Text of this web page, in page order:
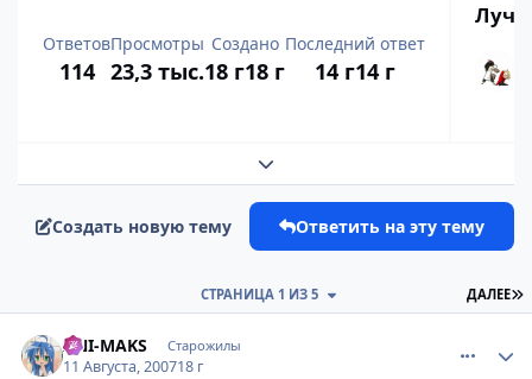
Ответов
114
Просмотры
23,3 тыс.
Создано
18 г18 г
Последний ответ
14 г14 г
Развернуть обзор темы
Создать новую тему Ответить на эту тему
ДАЛЕЕ
СТРАНИЦА 1 ИЗ 5
ANI-MAKS Старожилы
11 Августа, 200718 г